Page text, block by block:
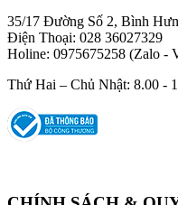
35/17 Đường Số 2, Bình
Điện Thoại: 028 36027329
Holine: 0975675258 (Zalo -
Thứ Hai – Chủ Nhật: 8.00 -